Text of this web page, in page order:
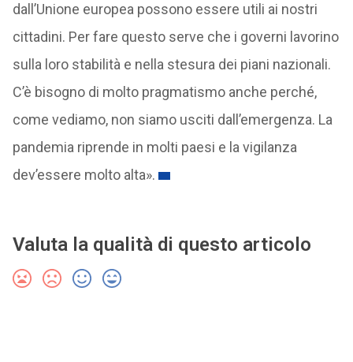
dall’Unione europea possono essere utili ai nostri
cittadini. Per fare questo serve che i governi lavorino
sulla loro stabilità e nella stesura dei piani nazionali.
C’è bisogno di molto pragmatismo anche perché,
come vediamo, non siamo usciti dall’emergenza. La
pandemia riprende in molti paesi e la vigilanza
dev’essere molto alta».
Valuta la qualità di questo articolo